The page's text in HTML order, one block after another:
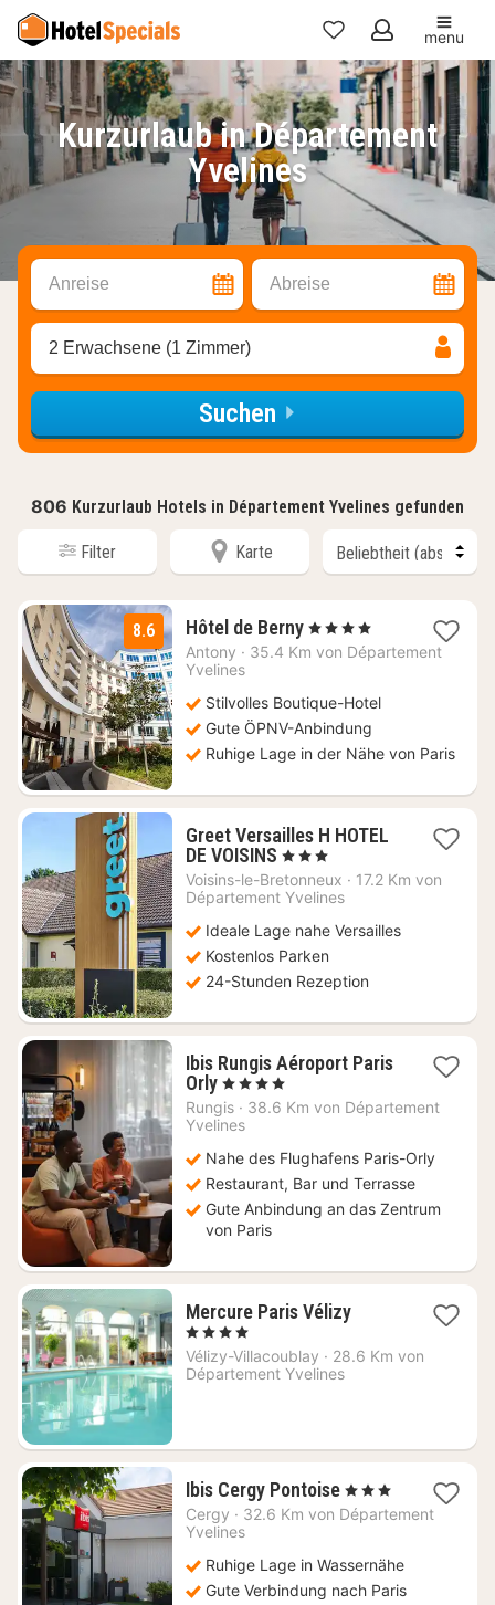
Meine
Favoriten
menu
Kurzurlaub in Département
Yvelines
Anreise Abreise
2 Erwachsene (1 Zimmer)
Suchen
806 Kurzurlaub Hotels in Département Yvelines gefunden
Filter Karte
8.6 Hôtel de Berny2
Nächte
€
, 4 Sterne
Antony · 35.4 Km von Département
Yvelines
Stilvolles Boutique-Hotel
Gute ÖPNV-Anbindung
Ruhige Lage in der Nähe von Paris
Greet Versailles H HOTEL
DE VOISINS 1
Nacht
ab
€
, 3 Sterne
Voisins-le-Bretonneux · 17.2 Km von
Département Yvelines
Ideale Lage nahe Versailles
Kostenlos Parken
24-Stunden Rezeption
Ibis Rungis Aéroport Paris
Orly1
Nacht
ab
€
, 4 Sterne
Rungis · 38.6 Km von Département
Yvelines
Nahe des Flughafens Paris-Orly
Restaurant, Bar und Terrasse
Gute Anbindung an das Zentrum
von Paris
Mercure Paris Vélizy1
ab
, 4 Sterne
Vélizy-Villacoublay · 28.6 Km von
Département Yvelines
Ibis Cergy Pontoise2
Nächte
ab
€
, 3 Sterne
Cergy · 32.6 Km von Département
Yvelines
Ruhige Lage in Wassernähe
Gute Verbindung nach Paris